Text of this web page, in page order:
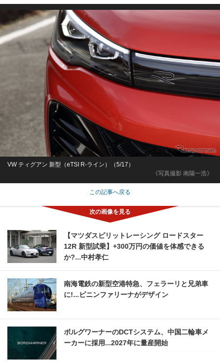
《写真撮影 南陽一浩》
VW ティグアン 新型（eTSI R-ライン）（5/17）
この記事へ戻る
【マツダスピリットレーシング ロードスター
12R 新型試乗】+300万円の価値を体感できる
か?...中村孝仁
南海電鉄の新型空港特急、フェラーリと兄弟車
に!...ピニンファリーナがデザイン
ボルグワーナーのDCTシステム、中国二輪車メ
ーカーに採用...2027年に量産開始